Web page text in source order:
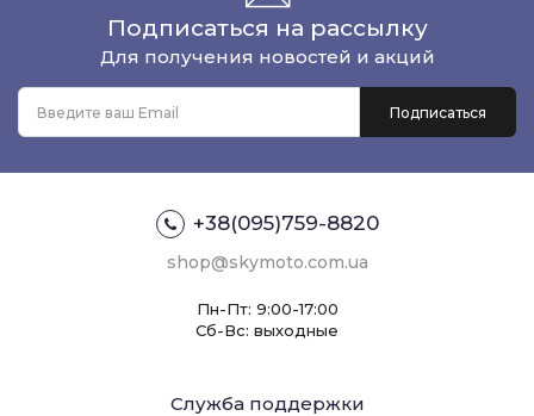
Подписаться на рассылку
Для получения новостей и акций
+38(095)759-8820
shop@skymoto.com.ua
Пн-Пт: 9:00-17:00
Сб-Вс: выходные
Служба поддержки